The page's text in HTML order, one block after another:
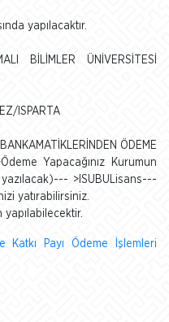
yapılacaktır.
BİLİMLER ÜNİVERSİTESİ
ISPARTA
ÖDEME
Yapacağınız Kurumun
>ISUBULisans---
yatırabilirsiniz.
yapılabilecektir.
Katkı Payı Ödeme İşlemleri